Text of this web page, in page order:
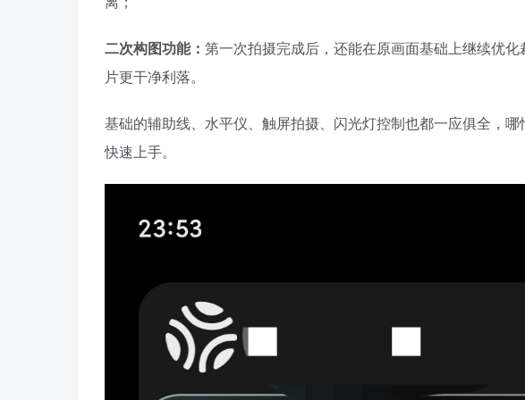
二次构图功能： 第一次拍摄完成后，还能在原画面基础上继续优
片更干净利落。
基础的辅助线、水平仪、触屏拍摄、闪光灯控制也都一应俱全，
快速上手。